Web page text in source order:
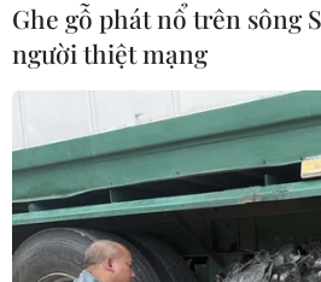
Ghe gỗ phát nổ trên sông
người thiệt mạng